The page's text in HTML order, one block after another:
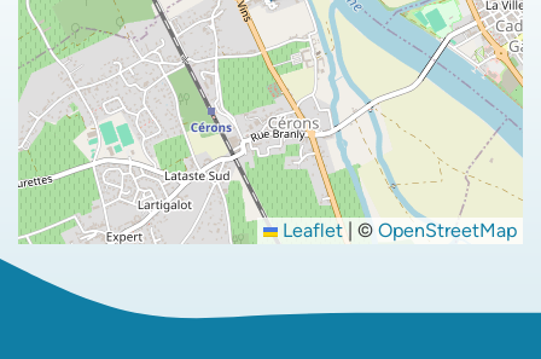
Leaflet | © OpenStreetMap